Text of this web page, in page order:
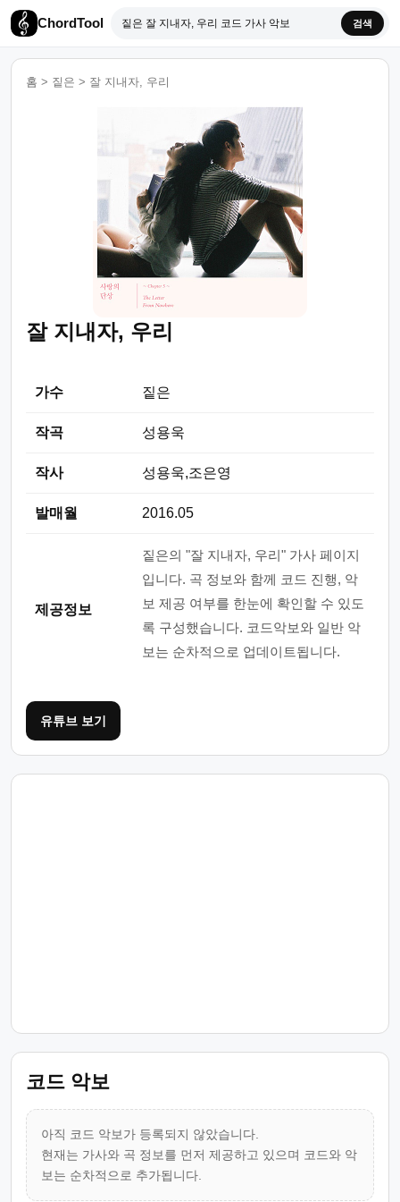
ChordTool 검색
홈 > 짙은 > 잘 지내자, 우리
잘 지내자, 우리
가수 짙은
작곡 성용욱
작사 성용욱,조은영
발매월 2016.05
제공정보
짙은의 "잘 지내자, 우리" 가사 페이지
입니다. 곡 정보와 함께 코드 진행, 악
보 제공 여부를 한눈에 확인할 수 있도
록 구성했습니다. 코드악보와 일반 악
보는 순차적으로 업데이트됩니다.
유튜브 보기
코드 악보
아직 코드 악보가 등록되지 않았습니다.
현재는 가사와 곡 정보를 먼저 제공하고 있으며 코드와 악
보는 순차적으로 추가됩니다.